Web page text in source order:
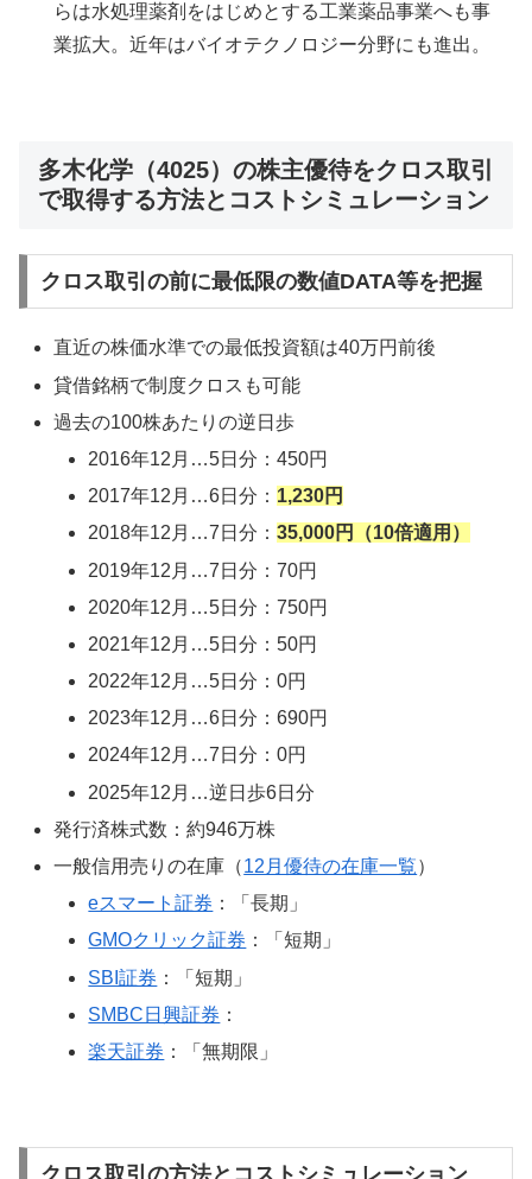
らは水処理薬剤をはじめとする工業薬品事業へも事
業拡大。近年はバイオテクノロジー分野にも進出。
多木化学（4025）の株主優待をクロス取引
で取得する方法とコストシミュレーション
クロス取引の前に最低限の数値DATA等を把握
直近の株価水準での最低投資額は40万円前後
貸借銘柄で制度クロスも可能
過去の100株あたりの逆日歩
2016年12月…5日分：450円
2017年12月…6日分： 1,230円
2018年12月…7日分：35,000円（10倍適用）
2019年12月…7日分：70円
2020年12月…5日分：750円
2021年12月…5日分：50円
2022年12月…5日分：0円
2023年12月…6日分：690円
2024年12月…7日分：0円
2025年12月…逆日歩6日分
発行済株式数：約946万株
一般信用売りの在庫（12月優待の在庫一覧）
eスマート証券 ：「長期」
GMOクリック証券 ：「短期」
SBI証券 ：「短期」
SMBC日興証券 ：
楽天証券 ：「無期限」